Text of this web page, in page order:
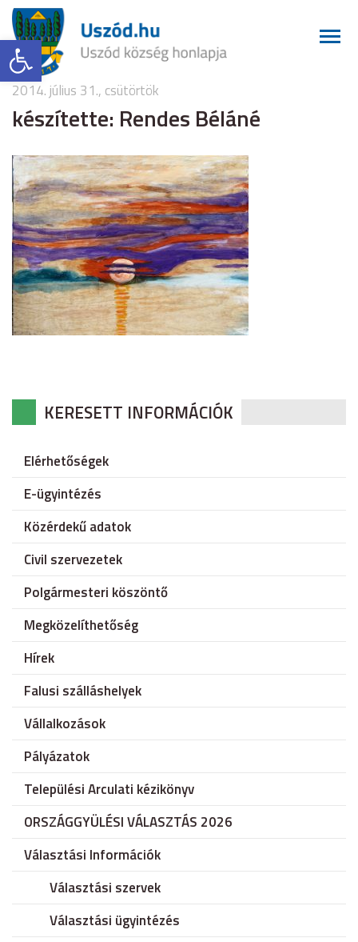
Eszköztár megnyitása
2014. július 31., csütörtök
készítette: Rendes Béláné
KERESETT INFORMÁCIÓK
Elérhetőségek
E-ügyintézés
Közérdekű adatok
Civil szervezetek
Polgármesteri köszöntő
Megközelíthetőség
Hírek
Falusi szálláshelyek
Vállalkozások
Pályázatok
Települési Arculati kézikönyv
ORSZÁGGYÜLÉSI VÁLASZTÁS 2026
Választási Információk
Választási szervek
Választási ügyintézés